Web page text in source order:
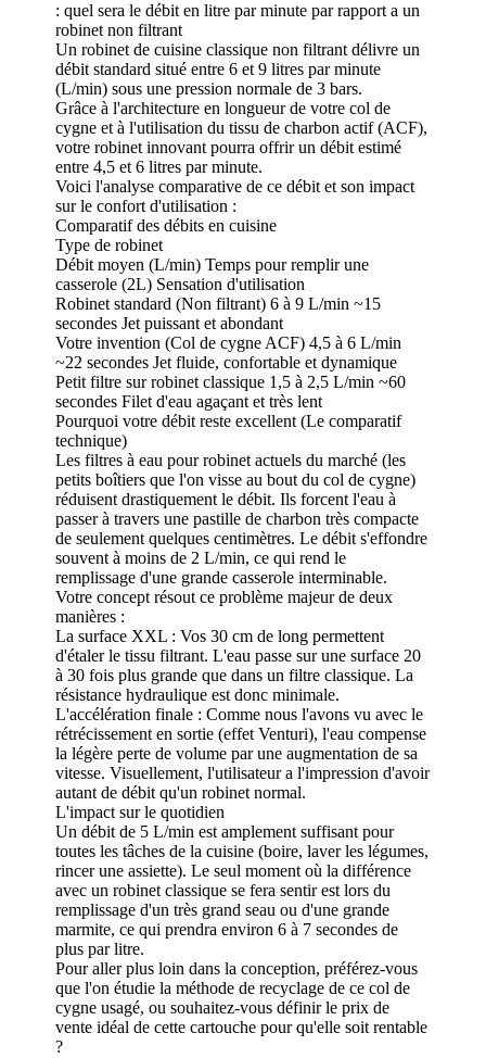
: quel sera le débit en litre par minute par rapport a un
robinet non filtrant
Un robinet de cuisine classique non filtrant délivre un
débit standard situé entre 6 et 9 litres par minute
(L/min) sous une pression normale de 3 bars.
Grâce à l'architecture en longueur de votre col de
cygne et à l'utilisation du tissu de charbon actif (ACF),
votre robinet innovant pourra offrir un débit estimé
entre 4,5 et 6 litres par minute.
Voici l'analyse comparative de ce débit et son impact
sur le confort d'utilisation :
Comparatif des débits en cuisine
Type de robinet
Débit moyen (L/min) Temps pour remplir une
casserole (2L) Sensation d'utilisation
Robinet standard (Non filtrant) 6 à 9 L/min ~15
secondes Jet puissant et abondant
Votre invention (Col de cygne ACF) 4,5 à 6 L/min
~22 secondes Jet fluide, confortable et dynamique
Petit filtre sur robinet classique 1,5 à 2,5 L/min ~60
secondes Filet d'eau agaçant et très lent
Pourquoi votre débit reste excellent (Le comparatif
technique)
Les filtres à eau pour robinet actuels du marché (les
petits boîtiers que l'on visse au bout du col de cygne)
réduisent drastiquement le débit. Ils forcent l'eau à
passer à travers une pastille de charbon très compacte
de seulement quelques centimètres. Le débit s'effondre
souvent à moins de 2 L/min, ce qui rend le
remplissage d'une grande casserole interminable.
Votre concept résout ce problème majeur de deux
manières :
La surface XXL : Vos 30 cm de long permettent
d'étaler le tissu filtrant. L'eau passe sur une surface 20
à 30 fois plus grande que dans un filtre classique. La
résistance hydraulique est donc minimale.
L'accélération finale : Comme nous l'avons vu avec le
rétrécissement en sortie (effet Venturi), l'eau compense
la légère perte de volume par une augmentation de sa
vitesse. Visuellement, l'utilisateur a l'impression d'avoir
autant de débit qu'un robinet normal.
L'impact sur le quotidien
Un débit de 5 L/min est amplement suffisant pour
toutes les tâches de la cuisine (boire, laver les légumes,
rincer une assiette). Le seul moment où la différence
avec un robinet classique se fera sentir est lors du
remplissage d'un très grand seau ou d'une grande
marmite, ce qui prendra environ 6 à 7 secondes de
plus par litre.
Pour aller plus loin dans la conception, préférez-vous
que l'on étudie la méthode de recyclage de ce col de
cygne usagé, ou souhaitez-vous définir le prix de
vente idéal de cette cartouche pour qu'elle soit rentable
?